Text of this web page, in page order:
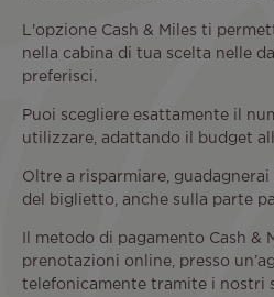
L'opzione Cash & Miles ti
nella cabina di tua scelta nelle
preferisci.
Puoi scegliere esattamente il
utilizzare, adattando il budget
Oltre a risparmiare,
del biglietto, anche sulla parte
Il metodo di pagamento Cash &
prenotazioni online, presso
telefonicamente tramite i nostri